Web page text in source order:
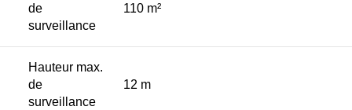
de
surveillance
110 m²
Hauteur max.
de
surveillance
12 m